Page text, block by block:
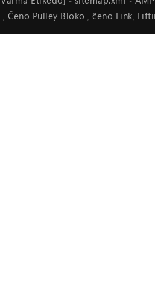
, Ĉeno Pulley Bloko , ĉeno Link,